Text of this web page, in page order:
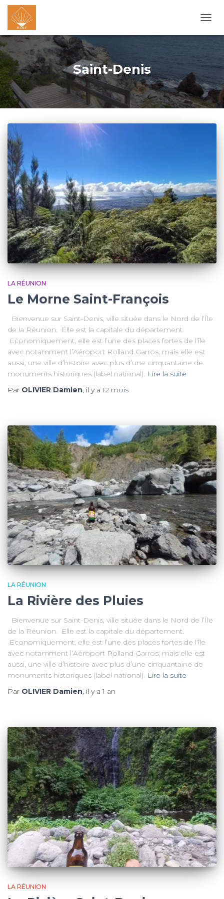
LA
Saint-Denis
LA RÉUNION
Le Morne Saint-François
Bienvenue sur Saint-Denis, ville située dans le Nord de l’Île
de la Réunion. Elle est la capitale du département.
Economiquement, elle est l’une des places fortes de l’île
avec notamment l’Aéroport Rolland Garros, mais elle est
aussi, une ville d’histoire avec plus d’une cinquantaine de
monuments historiques (label national). Lire la suite
Par OLIVIER Damien, il y a12 mois
LA RÉUNION
La Rivière des Pluies
Bienvenue sur Saint-Denis, ville située dans le Nord de l’Île
de la Réunion. Elle est la capitale du département.
Economiquement, elle est l’une des places fortes de l’île
avec notamment l’Aéroport Rolland Garros, mais elle est
aussi, une ville d’histoire avec plus d’une cinquantaine de
monuments historiques (label national). Lire la suite
Par OLIVIER Damien, il y a1 an
LA RÉUNION